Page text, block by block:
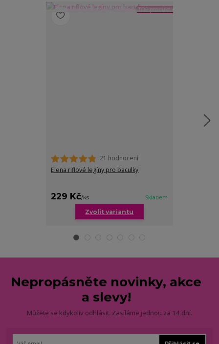
TOP produkt
21 hodnocení
Elena riflové legíny pro baculky
229 Kč/ks Skladem
Zvolit variantu
Nepropásněte novinky, akce
a slevy!
Můžete se kdykoliv odhlásit. Zasíláme jednou za 14 dní.